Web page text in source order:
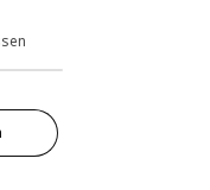
KIVIK, Bezug 2er-Sofa,
KIVIK, Bezug 2er-Sofa,